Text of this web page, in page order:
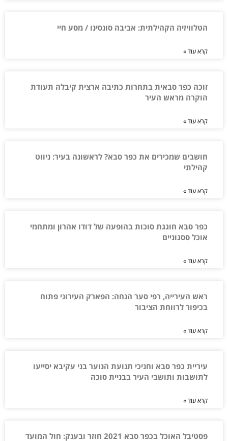
הטלוויזיה הקהילתית: אביבה סונסינו / מסע חיי
קרא עוד »
זוכה כפר סבאית בתחרות כתיבה ארצית קיבלה תעודת
הוקרה מראש העיר
קרא עוד »
חושבים שמכירים את כפר סבא? לראשונה בעיר: ניווט
קהילתי
קרא עוד »
כפר סבא חוגגת סוכות בהופעה של דודו אהרון ומתחמי
אוכל ססגוניים
קרא עוד »
ראש העירייה, רפי סער הנחה: הפארק העירוני פתוח
בכיפור לרווחת הציבור
קרא עוד »
עיריית כפר סבא וחניכי תנועת הנוער בני עקיבא יסייעו
לתושבות ותושבי העיר בבניית סוכה
קרא עוד »
פסטיבל האוכל בכפר סבא 2021 חוזר ובענק: חול המועד